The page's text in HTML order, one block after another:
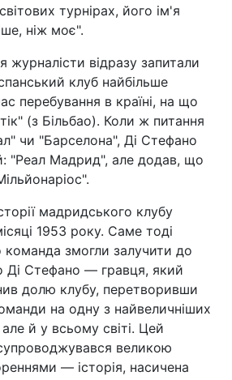
турнірах, його ім'я
ніж моє".
журналісти відразу запитали
клуб найбільше
перебування в країні, на що
(з Більбао). Коли ж питання
чи "Барселона", Ді Стефано
"Реал Мадрид", але додав, що
мадридського клубу
1953 року. Саме тоді
команда змогли залучити до
Ді Стефано — гравця, який
долю клубу, перетворивши
на одну з найвеличніших
але й у всьому світі. Цей
великою
— історія, насичена